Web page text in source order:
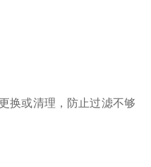
换或清理，防止过滤不够